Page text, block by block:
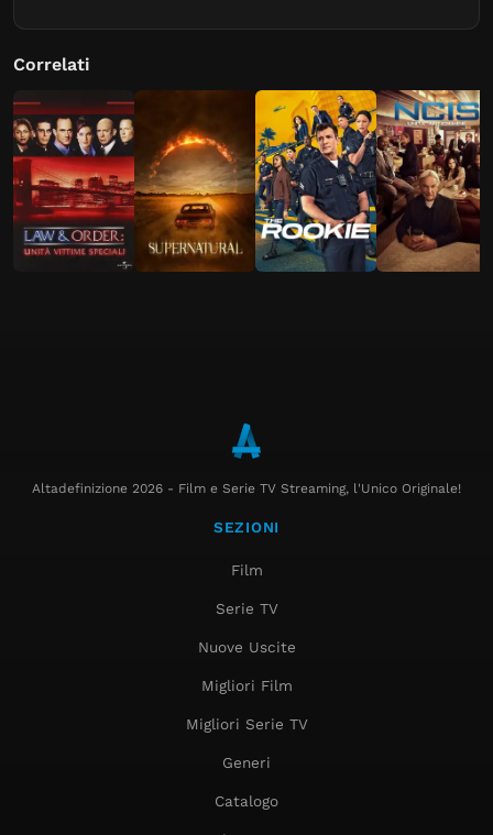
Correlati
Altadefinizione 2026 - Film e Serie TV Streaming, l'Unico Originale!
SEZIONI
Film
Serie TV
Nuove Uscite
Migliori Film
Migliori Serie TV
Generi
Catalogo